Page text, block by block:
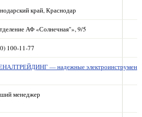
край, Краснодар
АФ «Солнечная"», 9/5
100-11-77
— надежные
менеджер